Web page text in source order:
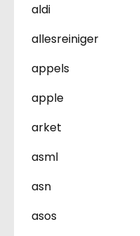
aldi
allesreiniger
appels
apple
arket
asml
asn
asos